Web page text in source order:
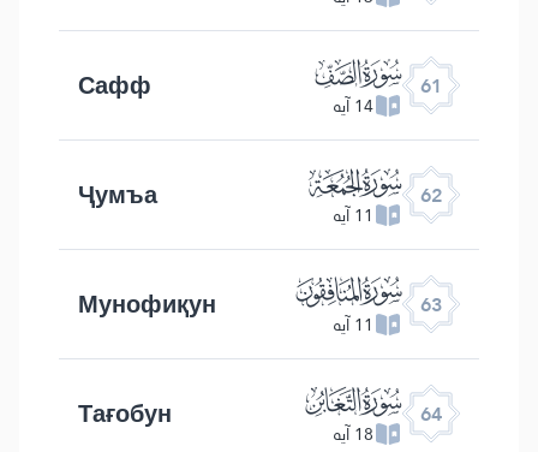
61 ﯪ
14 آیه Сафф
62 ﯫ
11 آیه Ҷумъа
63 ﯬ
11 آیه Мунофиқун
64 ﯭ
18 آیه Тағобун